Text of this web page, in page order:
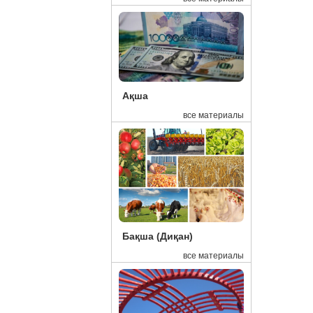
Ақша
все материалы
Бақша (Диқан)
все материалы